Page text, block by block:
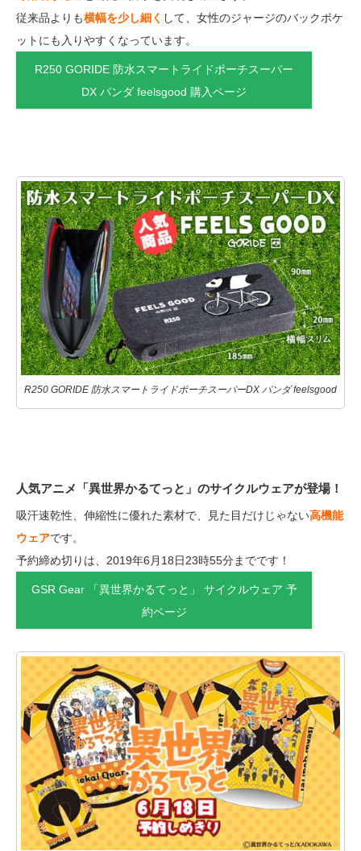
従来品よりも横幅を少し細く して、女性のジャージのバックポケ
ットにも入りやすくなっています。
R250 GORIDE 防水スマートライドポーチスーパー
DX パンダ feelsgood 購入ページ
R250 GORIDE 防水スマートライドポーチスーパーDX パンダ feelsgood
人気アニメ「異世界かるてっと」のサイクルウェアが登場！
吸汗速乾性、伸縮性に優れた素材で、見た目だけじゃない高機能
ウェアです。
予約締め切りは、2019年6月18日23時55分までです！
GSR Gear 「異世界かるてっと」 サイクルウェア 予
約ページ